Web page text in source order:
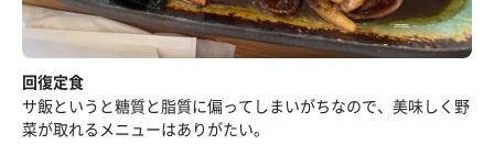
回復定食
サ飯というと糖質と脂質に偏ってしまいがちなので、美味しく野
菜が取れるメニューはありがたい。